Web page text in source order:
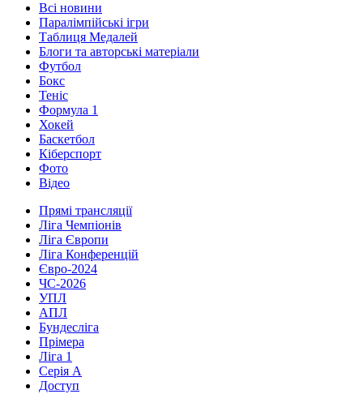
Всі новини
Паралімпійські ігри
Таблиця Медалей
Блоги та авторські матеріали
Футбол
Бокс
Теніс
Формула 1
Хокей
Баскетбол
Кіберспорт
Фото
Відео
Прямі трансляції
Ліга Чемпіонів
Ліга Європи
Ліга Конференцій
Євро-2024
ЧС-2026
УПЛ
АПЛ
Бундесліга
Прімера
Ліга 1
Серія А
Доступ